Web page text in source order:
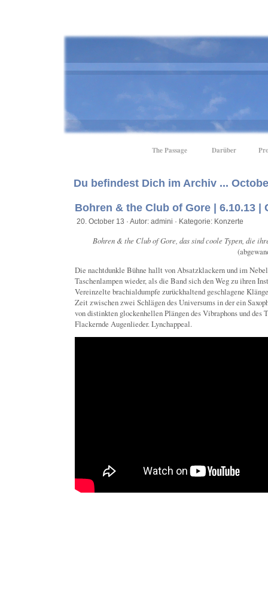
The Passage Darüber
Du befindest Dich im Archiv ...
Bohren & the Club of Gore | 6.10.13 |
20. October 13 · Autor: admini · Kategorie: Konzerte
Bohren & the Club of Gore, das sind coole Typen, die
Die nachtdunkle Bühne hallt von Absatzklackern und im
Taschenlampen wieder, als die Band sich den Weg zu ihren
Vereinzelte brachialdumpfe zurückhaltend geschlagene
Zeit zwischen zwei Schlägen des Universums in der ein
von distinkten glockenhellen Plängen des Vibraphons und des
Flackernde Augenlieder. Lynchappeal.